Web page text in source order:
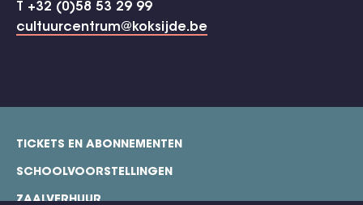
T +32 (0)58 53 29 99
cultuurcentrum@koksijde.be
footer
TICKETS EN ABONNEMENTEN
SCHOOLVOORSTELLINGEN
ZAALVERHUUR